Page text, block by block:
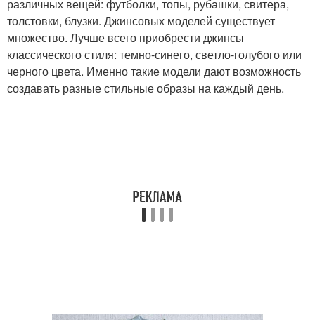
различных вещей: футболки, топы, рубашки, свитера,
толстовки, блузки. Джинсовых моделей существует
множество. Лучше всего приобрести джинсы
классического стиля: темно-синего, светло-голубого или
черного цвета. Именно такие модели дают возможность
создавать разные стильные образы на каждый день.